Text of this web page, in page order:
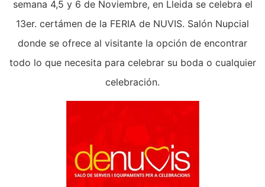
semana 4,5 y 6 de Noviembre, en Lleida se celebra el
13er. certámen de la FERIA de NUVIS. Salón Nupcial
donde se ofrece al visitante la opción de encontrar
todo lo que necesita para celebrar su boda o cualquier
celebración.